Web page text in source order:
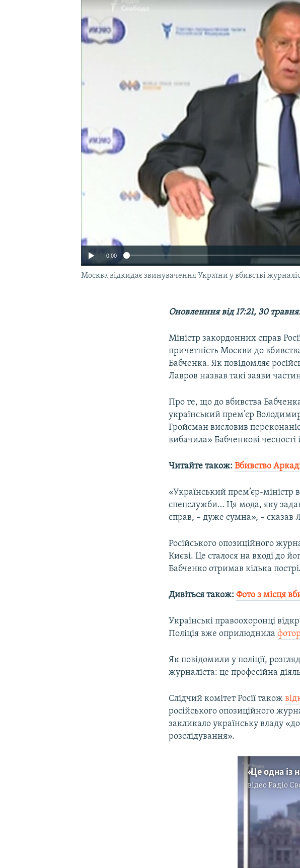
No
0:00
Москва відкидає звинувачення України у вбивстві
Оновленння від 17:21, 30
Міністр закордонних справ
причетність Москви до
Бабченка. Як повідомляє
Лавров назвав такі заяви
Про те, що до вбивства
український прем’єр
Гройсман висловив
вибачила» Бабченкові
Читайте також:Вбивство
«Український прем’єр-міністр
спецслужби… Ця мода, яку
справ, – дуже сумна», – сказав
Російського опозиційного
Києві. Це сталося на вході до
Бабченко отримав кілька
Дивіться також:Фото з місця
Українські правоохоронці
Поліція вже оприлюднила
Як повідомили у поліції,
журналіста: це професійна
Слідчий комітет Росії також
російського опозиційного
закликало українську владу
розслідування».
відеоРадіо
No